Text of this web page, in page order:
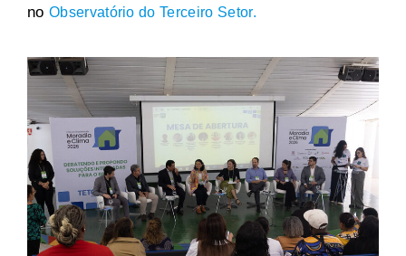
no Observatório do Terceiro Setor.